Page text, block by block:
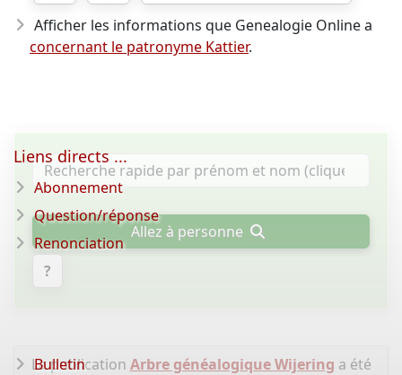
Afficher les informations que Genealogie Online a
concernant le patronyme Kattier.
Allez à personne
?
La publication Arbre généalogique Wijering a été
Liens directs ...
Abonnement
Question/réponse
Renonciation
Bulletin